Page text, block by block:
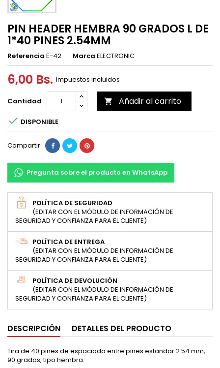
PIN HEADER HEMBRA 90 GRADOS L DE
1*40 PINES 2.54MM
Referencia E-42 Marca ELECTRONIC
6,00 Bs. Impuestos incluidos
Cantidad  Añadir al carrito
 DISPONIBLE
Compartir
Pregunta sobre el producto en WhatsApp
POLÍTICA DE SEGURIDAD
(EDITAR CON EL MÓDULO DE INFORMACIÓN DE
SEGURIDAD Y CONFIANZA PARA EL CLIENTE)
POLÍTICA DE ENTREGA
(EDITAR CON EL MÓDULO DE INFORMACIÓN DE
SEGURIDAD Y CONFIANZA PARA EL CLIENTE)
POLÍTICA DE DEVOLUCIÓN
(EDITAR CON EL MÓDULO DE INFORMACIÓN DE
SEGURIDAD Y CONFIANZA PARA EL CLIENTE)
DESCRIPCIÓN DETALLES DEL PRODUCTO
Tira de 40 pines de espaciado entre pines estandar 2.54 mm,
90 grados, tipo hembra.